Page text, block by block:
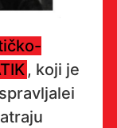
, koji je